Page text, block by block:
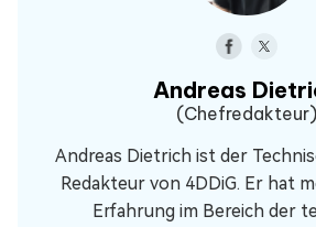
Andreas
(Chefredakteur)
Andreas Dietrich ist der
Redakteur von 4DDiG. Er hat
Erfahrung im Bereich der